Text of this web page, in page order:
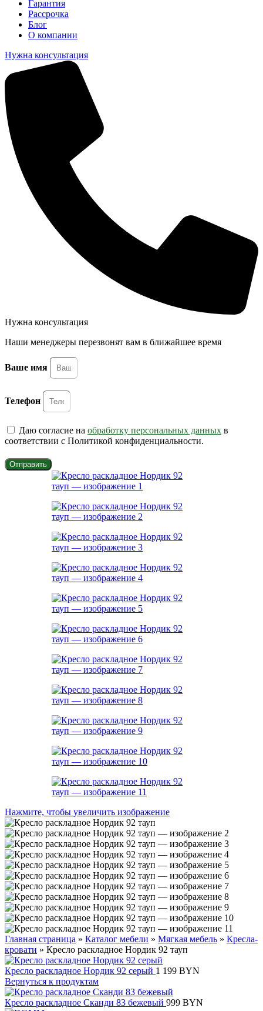
Гарантия
Рассрочка
Блог
О компании
Нужна консультация
Нужна консультация
Наши менеджеры перезвонят вам в ближайшее время
Ваше имя
Телефон
Даю согласие на обработку персональных данных в
соответствии с Политикой конфиденциальности.
Отправить
Нажмите, чтобы увеличить изображение
Главная страница » Каталог мебели » Мягкая мебель » Кресла-
кровати » Кресло раскладное Нордик 92 тауп
Кресло раскладное Нордик 92 серый 1 199 BYN
Вернуться к продуктам
Кресло раскладное Сканди 83 бежевый 999 BYN